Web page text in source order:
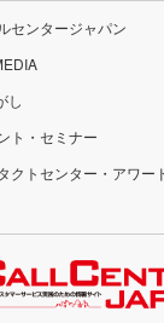
センタージャパン
し
ト・セミナー
クトセンター・アワー